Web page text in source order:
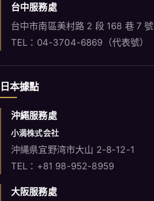
台中服務處
台中市南區美村路 2 段 168 巷 7 號
TEL：04-3704-6869（代表號）
日本據點
沖繩服務處
小満株式会社
沖縄県宜野湾市大山 2-8-12-1
TEL：+81 98-952-8959
大阪服務處